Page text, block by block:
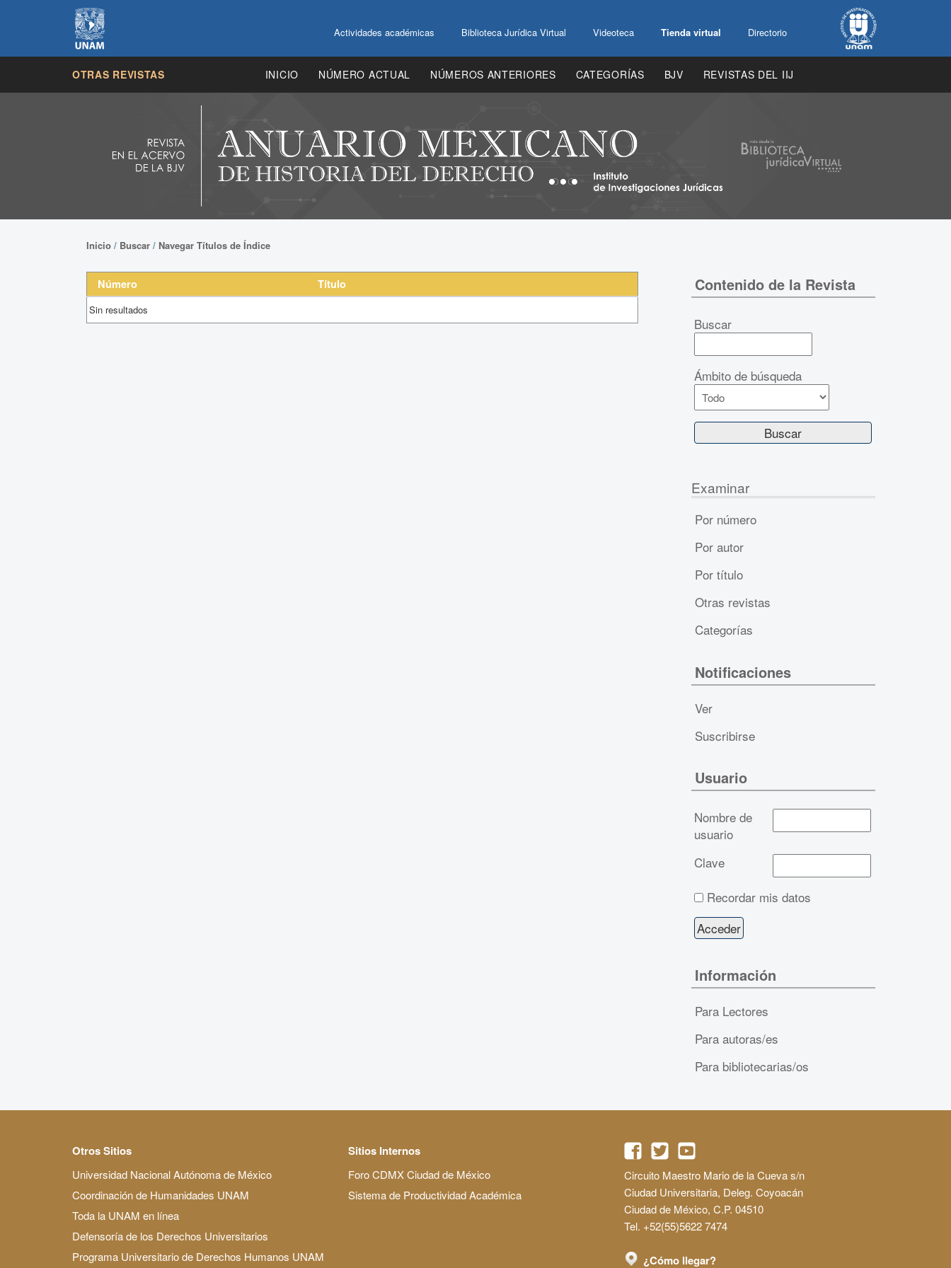
Actividades académicas Biblioteca Jurídica Virtual Videoteca Tienda virtual Directorio
OTRAS REVISTAS INICIO NÚMERO ACTUAL NÚMEROS ANTERIORES CATEGORÍAS BJV REVISTAS DEL IIJ
Inicio / Buscar / Navegar Títulos de Índice
Número Título
Sin resultados
Contenido de la Revista
Buscar
Ámbito de búsqueda
Examinar
Por número
Por autor
Por título
Otras revistas
Categorías
Notificaciones
Ver
Suscribirse
Usuario
Nombre de
usuario
Clave
Recordar mis datos
Información
Para Lectores
Para autoras/es
Para bibliotecarias/os
Otros Sitios
Universidad Nacional Autónoma de México
Coordinación de Humanidades UNAM
Toda la UNAM en línea
Defensoría de los Derechos Universitarios
Programa Universitario de Derechos Humanos UNAM
Sitios Internos
Foro CDMX Ciudad de México
Sistema de Productividad Académica
Circuito Maestro Mario de la Cueva s/n
Ciudad Universitaria, Deleg. Coyoacán
Ciudad de México, C.P. 04510
Tel. +52(55)5622 7474
¿Cómo llegar?